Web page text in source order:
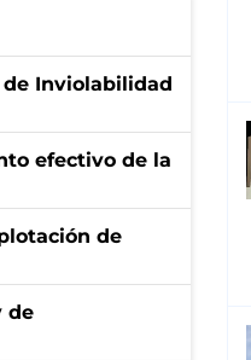
Inviolabilidad
efectivo de la
de
de